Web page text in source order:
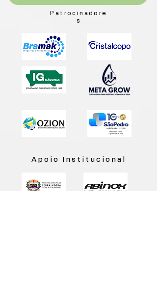
Patrocinadore
s
Apoio Institucional